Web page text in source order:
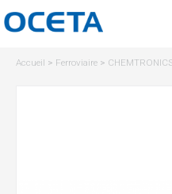
Accueil > Ferroviaire >